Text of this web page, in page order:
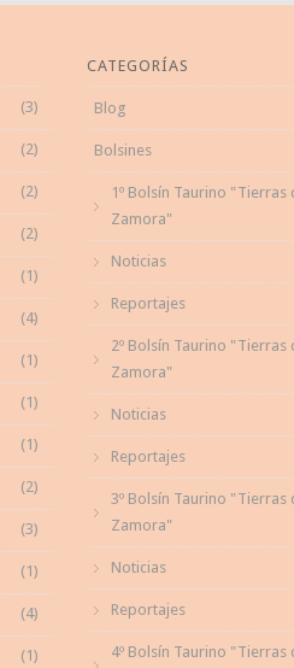
(3)
(2)
(2)
(2)
(1)
(4)
(1)
(1)
(1)
(2)
(3)
(1)
(4)
(1)
CATEGORÍAS
Blog
Bolsines
1º Bolsín Taurino "Tierras
Zamora"
Noticias
Reportajes
2º Bolsín Taurino "Tierras
Zamora"
Noticias
Reportajes
3º Bolsín Taurino "Tierras
Zamora"
Noticias
Reportajes
4º Bolsín Taurino "Tierras